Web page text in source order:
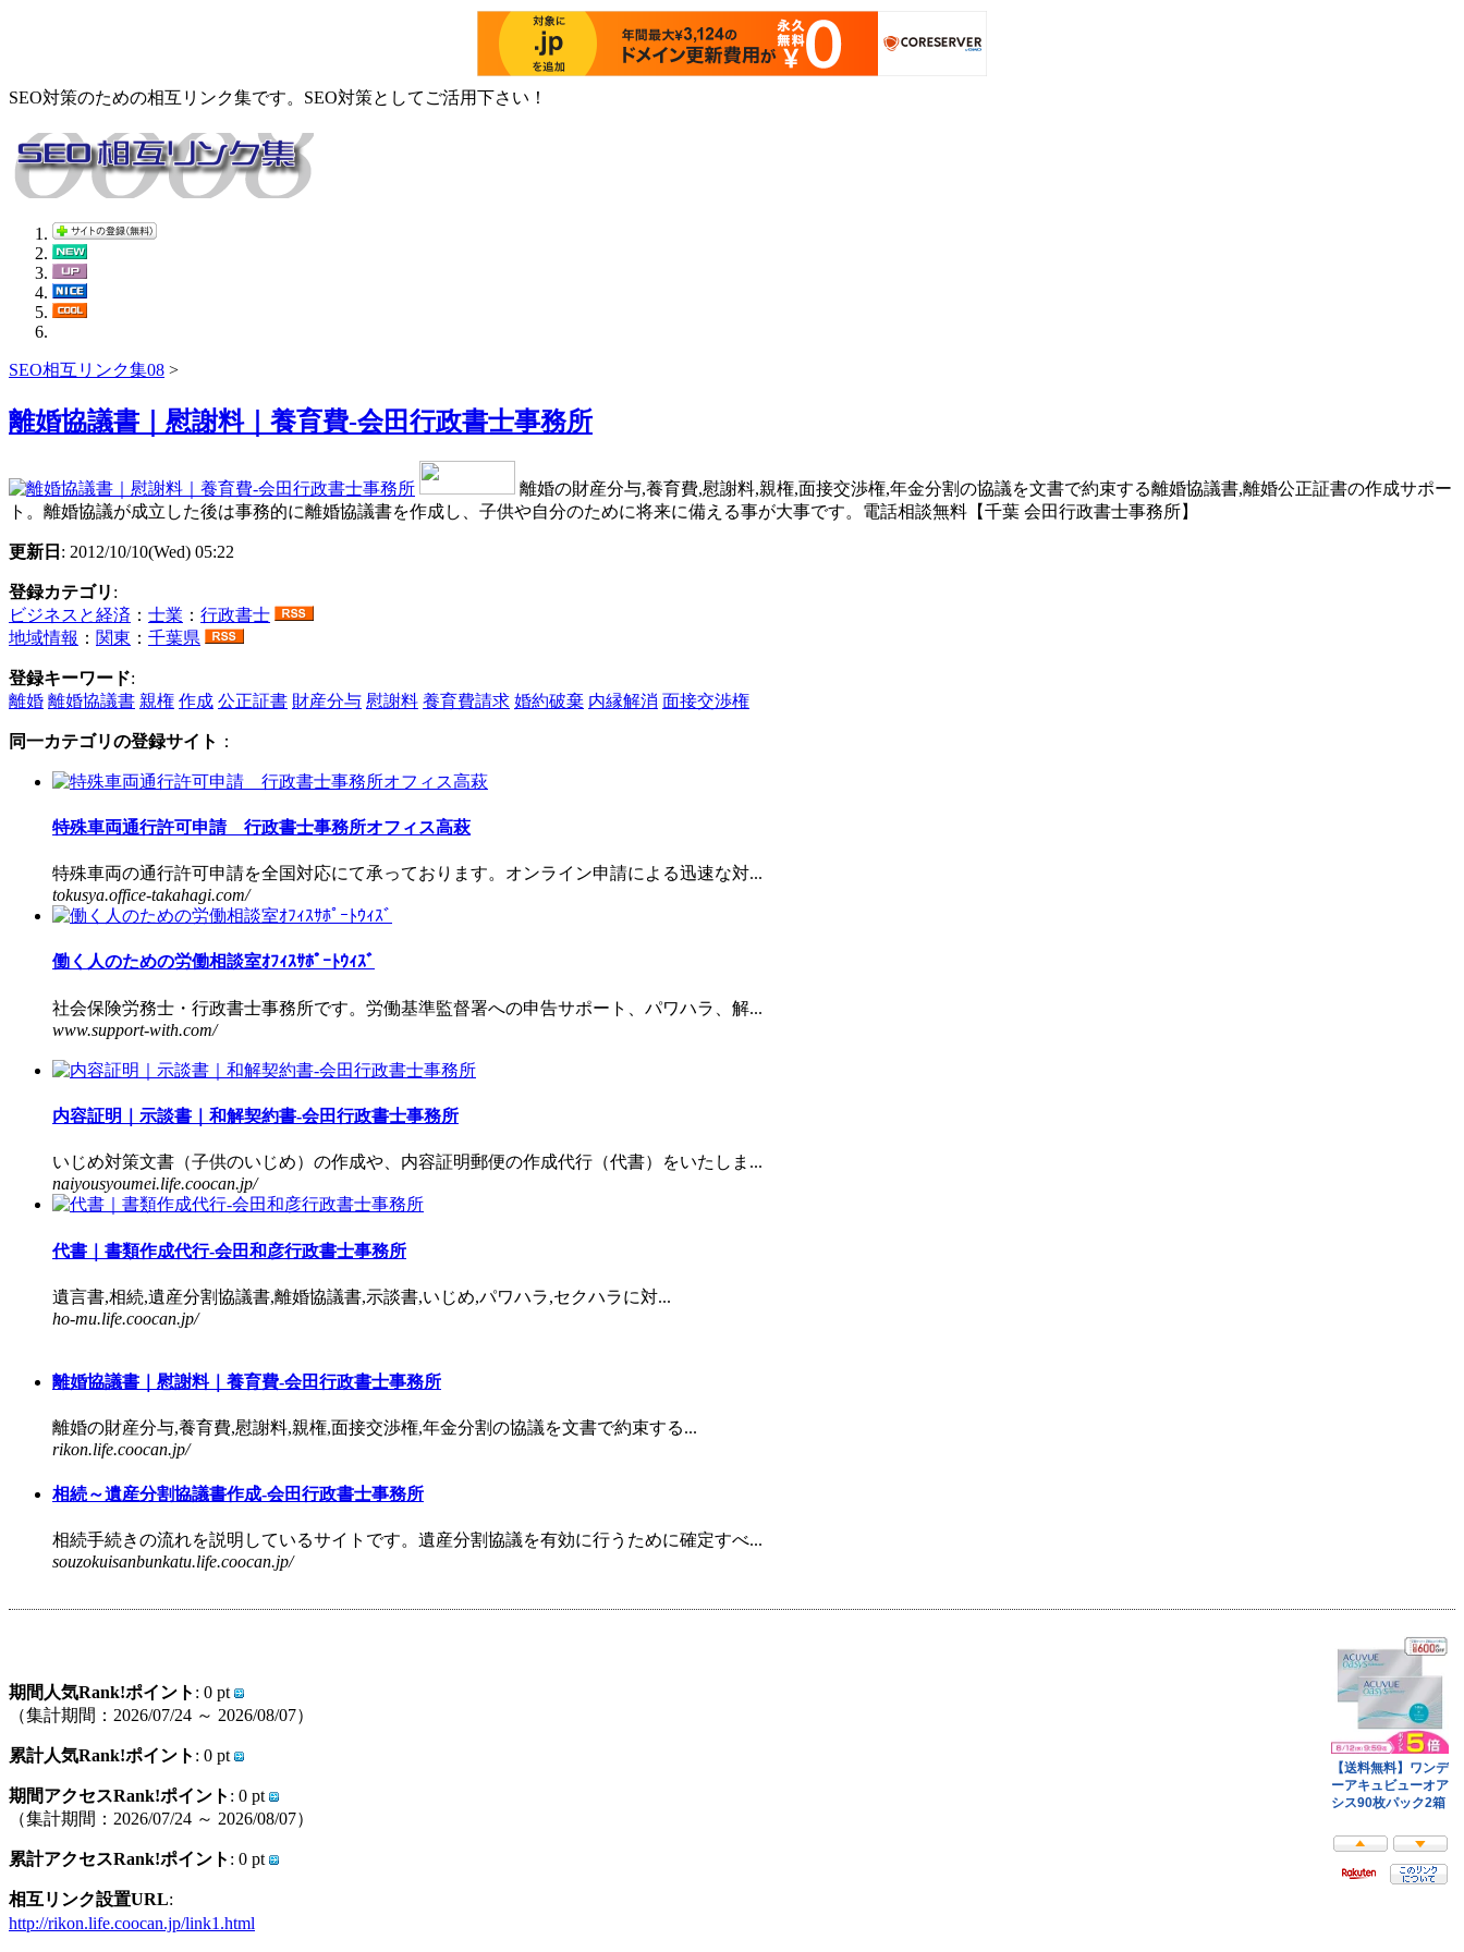
SEO対策のための相互リンク集です。SEO対策としてご活用下さい！
SEO相互リンク集08 >
離婚協議書｜慰謝料｜養育費-会田行政書士事務所
離婚の財産分与,養育費,慰謝料,親権,面接交渉権,年金分割の協議を文書で約束する離婚協議書,離婚公正証書の作成サポー
ト。離婚協議が成立した後は事務的に離婚協議書を作成し、子供や自分のために将来に備える事が大事です。電話相談無料【千葉 会田行政書士事務所】
更新日 : 2012/10/10(Wed) 05:22
登録カテゴリ :
ビジネスと経済 ： 士業 ： 行政書士
地域情報 ： 関東 ： 千葉県
登録キーワード:
離婚 離婚協議書 親権 作成 公正証書 財産分与 慰謝料 養育費請求 婚約破棄 内縁解消 面接交渉権
同一カテゴリの登録サイト ：
特殊車両通行許可申請 行政書士事務所オフィス高萩
特殊車両の通行許可申請を全国対応にて承っております。オンライン申請による迅速な対...
tokusya.office-takahagi.com/
働く人のための労働相談室ｵﾌｨｽｻﾎﾟｰﾄｳｨｽﾞ
社会保険労務士・行政書士事務所です。労働基準監督署への申告サポート、パワハラ、解...
www.support-with.com/
内容証明｜示談書｜和解契約書-会田行政書士事務所
いじめ対策文書（子供のいじめ）の作成や、内容証明郵便の作成代行（代書）をいたしま...
naiyousyoumei.life.coocan.jp/
代書｜書類作成代行-会田和彦行政書士事務所
遺言書,相続,遺産分割協議書,離婚協議書,示談書,いじめ,パワハラ,セクハラに対...
ho-mu.life.coocan.jp/
離婚協議書｜慰謝料｜養育費-会田行政書士事務所
離婚の財産分与,養育費,慰謝料,親権,面接交渉権,年金分割の協議を文書で約束する...
rikon.life.coocan.jp/
相続～遺産分割協議書作成-会田行政書士事務所
相続手続きの流れを説明しているサイトです。遺産分割協議を有効に行うために確定すべ...
souzokuisanbunkatu.life.coocan.jp/
期間人気Rank!ポイント : 0 pt
（集計期間：2026/07/24 ～ 2026/08/07）
累計人気Rank!ポイント : 0 pt
期間アクセスRank!ポイント : 0 pt
（集計期間：2026/07/24 ～ 2026/08/07）
累計アクセスRank!ポイント : 0 pt
相互リンク設置URL:
http://rikon.life.coocan.jp/link1.html